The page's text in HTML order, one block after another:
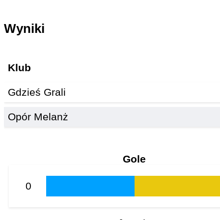
Wyniki
Klub
Gdzieś Grali
Opór Melanż
Gole
0